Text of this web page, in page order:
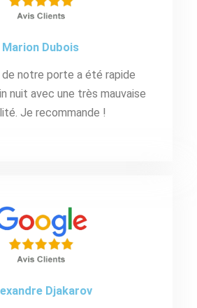
Marion Dubois
de notre porte a été rapide
nuit avec une très mauvaise
Je recommande !
Djakarov